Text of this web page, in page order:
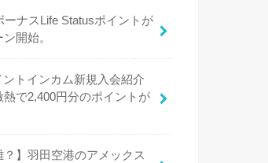
ーナスLife Statusポイントが
開始。
ントインカム新規入会紹介
で2,400円分のポイントが
】羽田空港のアメックス